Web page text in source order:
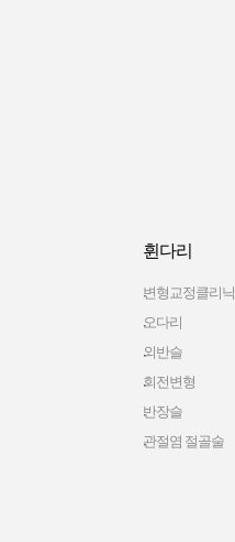
휜다리
변형교정클리닉
오다리
외반슬
회전변형
반장슬
관절염 절골술